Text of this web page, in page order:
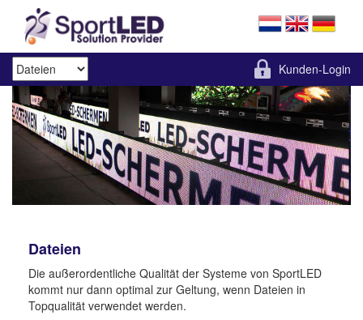
Kunden-Login
Dateien
Die außerordentliche Qualität der Systeme von SportLED
kommt nur dann optimal zur Geltung, wenn Dateien in
Topqualität verwendet werden.